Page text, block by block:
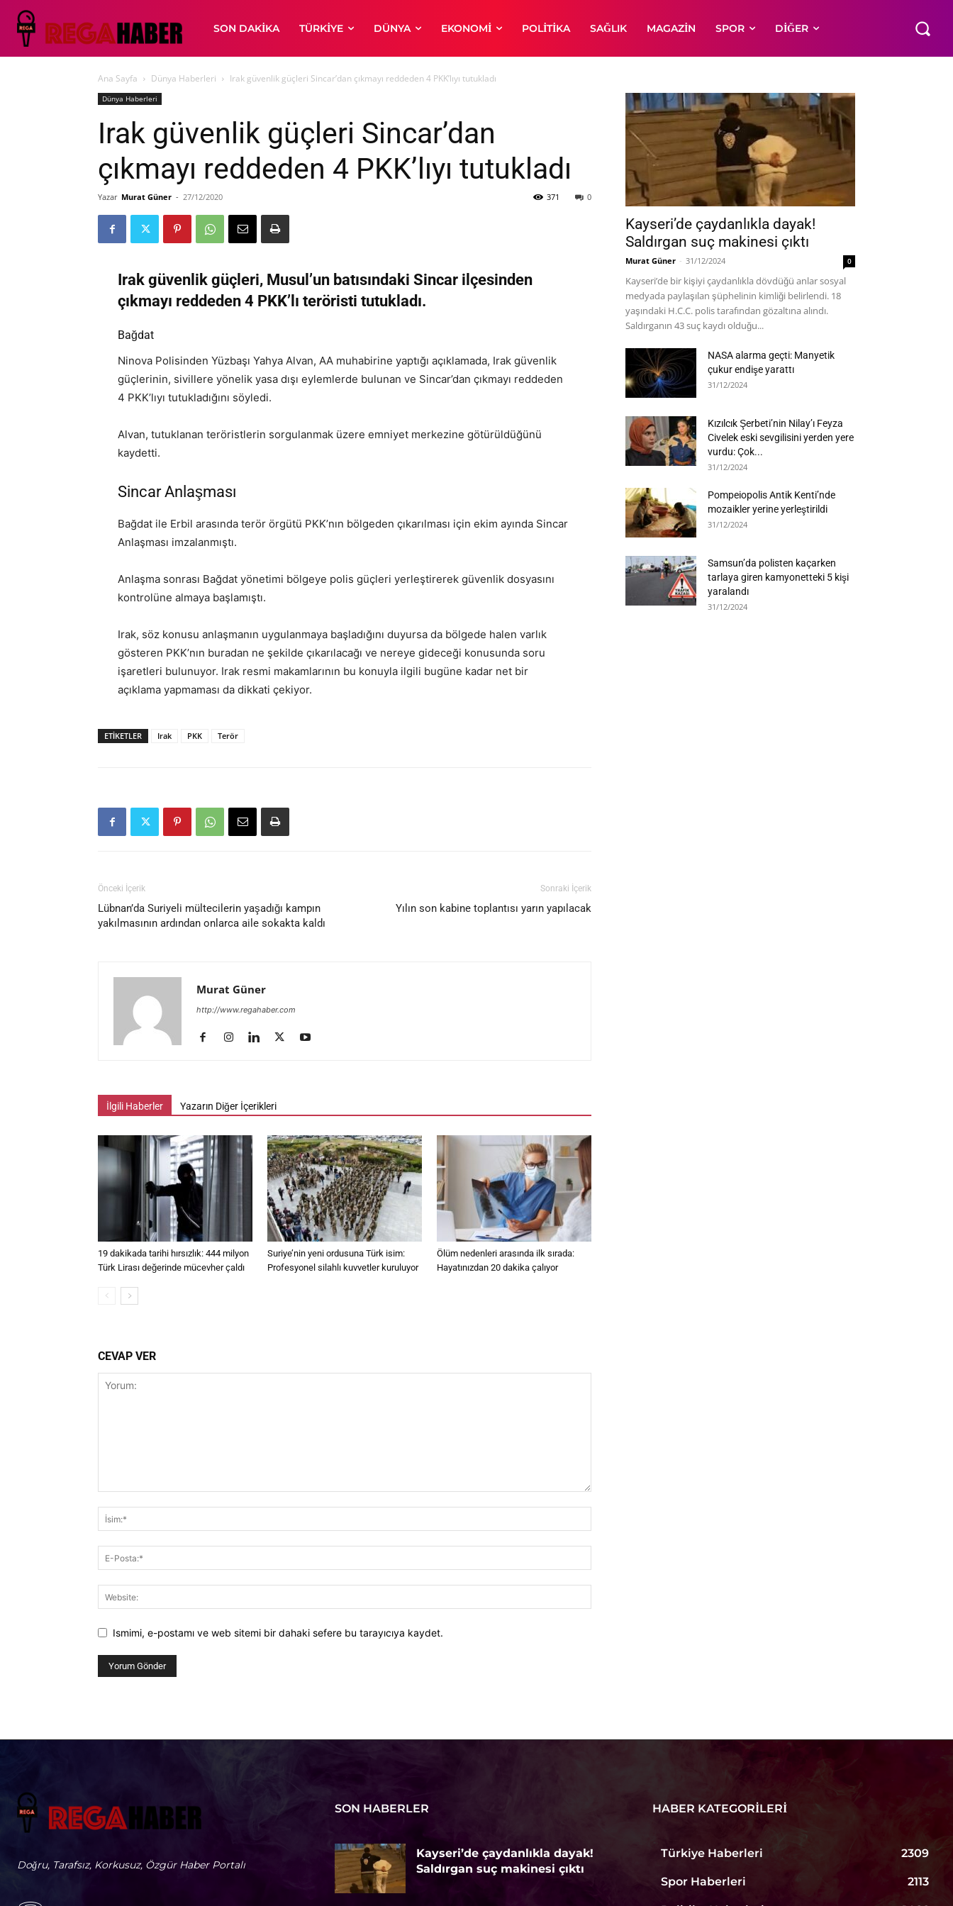
SON DAKIKA TÜRKIYE DÜNYA EKONOMI POLITIKA SAĞLIK MAGAZIN SPOR DIĞER
Ana Sayfa Dünya Haberleri Irak güvenlik güçleri Sincar’dan çıkmayı reddeden 4 PKK’lıyı tutukladı
Dünya Haberleri
Irak güvenlik güçleri Sincar’dan
çıkmayı reddeden 4 PKK’lıyı tutukladı
Yazar Murat Güner - 27/12/2020 0
371
Irak güvenlik güçleri, Musul’un batısındaki Sincar ilçesinden
çıkmayı reddeden 4 PKK’lı teröristi tutukladı.
Bağdat
Ninova Polisinden Yüzbaşı Yahya Alvan, AA muhabirine yaptığı açıklamada, Irak güvenlik
güçlerinin, sivillere yönelik yasa dışı eylemlerde bulunan ve Sincar’dan çıkmayı reddeden
4 PKK’lıyı tutukladığını söyledi.
Alvan, tutuklanan teröristlerin sorgulanmak üzere emniyet merkezine götürüldüğünü
kaydetti.
Sincar Anlaşması
Bağdat ile Erbil arasında terör örgütü PKK’nın bölgeden çıkarılması için ekim ayında Sincar
Anlaşması imzalanmıştı.
Anlaşma sonrası Bağdat yönetimi bölgeye polis güçleri yerleştirerek güvenlik dosyasını
kontrolüne almaya başlamıştı.
Irak, söz konusu anlaşmanın uygulanmaya başladığını duyursa da bölgede halen varlık
gösteren PKK’nın buradan ne şekilde çıkarılacağı ve nereye gideceği konusunda soru
işaretleri bulunuyor. Irak resmi makamlarının bu konuyla ilgili bugüne kadar net bir
açıklama yapmaması da dikkati çekiyor.
ETIKETLER Irak PKK Terör
Önceki İçerik
Lübnan’da Suriyeli mültecilerin yaşadığı kampın
yakılmasının ardından onlarca aile sokakta kaldı
Sonraki İçerik
Yılın son kabine toplantısı yarın yapılacak
Murat Güner
http://www.regahaber.com
İlgili Haberler Yazarın Diğer İçerikleri
19 dakikada tarihi hırsızlık: 444 milyon
Türk Lirası değerinde mücevher çaldı
Suriye’nin yeni ordusuna Türk isim:
Profesyonel silahlı kuvvetler kuruluyor
Ölüm nedenleri arasında ilk sırada:
Hayatınızdan 20 dakika çalıyor
CEVAP VER
Ismimi, e-postamı ve web sitemi bir dahaki sefere bu tarayıcıya kaydet.
Kayseri’de çaydanlıkla dayak!
Saldırgan suç makinesi çıktı
Murat Güner - 31/12/2024 0
Kayseri’de bir kişiyi çaydanlıkla dövdüğü anlar sosyal
medyada paylaşılan şüphelinin kimliği belirlendi. 18
yaşındaki H.C.C. polis tarafından gözaltına alındı.
Saldırganın 43 suç kaydı olduğu...
NASA alarma geçti: Manyetik
çukur endişe yarattı
31/12/2024
Kızılcık Şerbeti’nin Nilay’ı Feyza
Civelek eski sevgilisini yerden yere
vurdu: Çok...
31/12/2024
Pompeiopolis Antik Kenti’nde
mozaikler yerine yerleştirildi
31/12/2024
Samsun’da polisten kaçarken
tarlaya giren kamyonetteki 5 kişi
yaralandı
31/12/2024
Doğru, Tarafsız, Korkusuz, Özgür Haber Portalı
SON HABERLER
Kayseri’de çaydanlıkla dayak!
Saldırgan suç makinesi çıktı
HABER KATEGORILERI
Türkiye Haberleri 2309
Spor Haberleri 2113